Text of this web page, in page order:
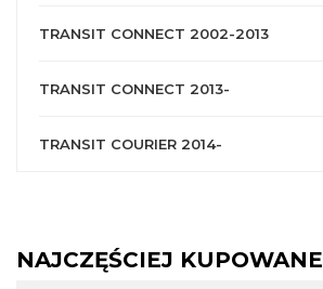
TRANSIT CONNECT 2002-2013
TRANSIT CONNECT 2013-
TRANSIT COURIER 2014-
NAJCZĘŚCIEJ KUPOWANE